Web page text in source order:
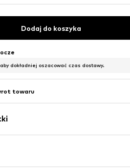
Dodaj do koszyka
dokładniej oszacować czas dostawy.
towaru